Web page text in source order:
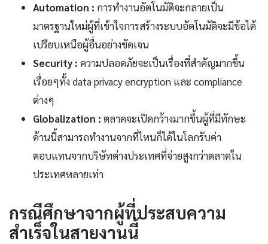
Automation : การทำงานอัตโนมัติจะกลายเป็น
มาตรฐานใหม่ผู้ที่เข้าใจการสร้างระบบอัตโนมัติจะมีข้อได้
เปรียบเหนือผู้อื่นอย่างชัดเจน
Security : ความปลอดภัยจะเป็นเรื่องที่สำคัญมากขึ้น
เรื่อยๆทั้ง data privacy encryption และ compliance
ต่างๆ
Globalization : ตลาดจะเปิดกว้างมากขึ้นผู้ที่มีทักษะ
ด้านนี้สามารถทำงานจากที่ไหนก็ได้ในโลกรับค่า
ตอบแทนจากบริษัทต่างประเทศที่จ่ายสูงกว่าตลาดใน
ประเทศหลายเท่า
กรณีศึกษาจากผู้ที่ประสบความ
สำเร็จในสายงานนี้